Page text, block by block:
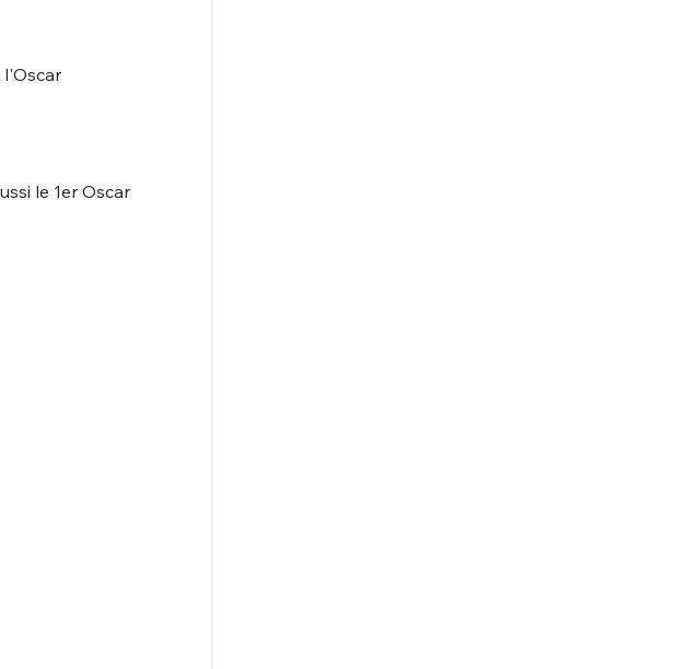
l'Oscar
le 1er Oscar